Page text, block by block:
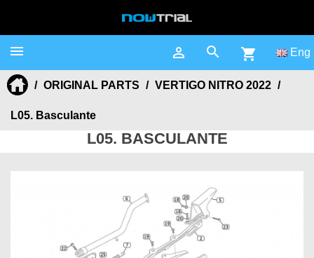
 Eng
shopping_cart


ORIGINAL PARTS VERTIGO NITRO 2022
L05. Basculante
L05. BASCULANTE